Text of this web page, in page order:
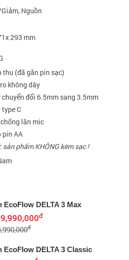
Nguồn
293 mm
thu (đã gắn pin sạc)
không dây
chuyển đổi 6.5mm sang 3.5mm
type C
lăn mic
pin AA
sản phẩm KHÔNG kèm sạc !
EcoFlow DELTA 3 Max
đ
đ
EcoFlow DELTA 3 Classic